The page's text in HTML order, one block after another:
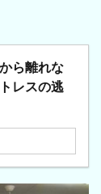
ら離れな
レスの逃